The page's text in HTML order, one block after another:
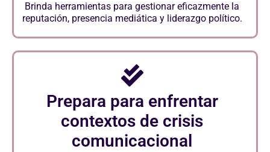
Brinda herramientas para gestionar eficazmente la
reputación, presencia mediática y liderazgo político.
Prepara para enfrentar
contextos de crisis
comunicacional